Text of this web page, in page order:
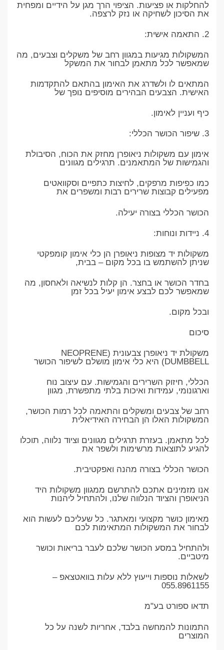
להחלקות או פציעות. הציפוי הרך מגן על הידיים ומפחית
את הסיכון לשחיקה או נזק לרצפה.
2. התאמה אישית:
המשקולות מגיעות במגוון רחב של משקלים וצבעים, מה
שמאפשר לכל מתאמן לבחור את המשקל
המתאים לו ולשדרג את האימון בהתאם להתקדמות
האישית. הצבעים הבהירים מוסיפים נופך של
כיף ועניין לאימון.
3. שיפור הכושר הכללי:
אימון עם משקולות ניאופרן מחזק את הכוח, הסיבולת
והגמישות של המתאמנים. תרגילים מגוונים
כמו כפיפות מרפקים, לחיצות כתפיים וסקוואטים
מפעילים קבוצות שרירים רבות ומשפרים את
הכושר הכללי בצורה יעילה.
4. ניידות ונוחות:
משקולות יד מצופות ניאופרן הן כלי אימון קומפקטי
שניתן להשתמש בו בכל מקום – בבית,
בחדר הכושר או בחצר. הן קלות לנשיאה ולאחסון, מה
שמאפשר לכם לבצע אימון יעיל בכל זמן
ובכל מקום.
סיכום
משקולת יד ניאופרן צבעונית (NEOPRENE
DUMBBELL) היא כלי אימון מושלם לשיפור הכושר
הכללי, חיזוק השרירים והגמישות. עם עיצוב נוח
וארגונומי, עמידות ואיכות בלתי מתפשרת, מגוון
רחב של צבעים ומשקלים והתאמה לכל רמות הכושר,
המשקולות האלו הן הבחירה האידיאלית
לכל מתאמן. בעזרת תרגילים מגוונים וציוד נלווה, תוכלו
להגיע לתוצאות מרשימות ולשפר את
הכושר הכללי בצורה מהנה ואפקטיבית.
אנו מזמינים אתכם להתרשם ממגוון משקולות היד
הניאופרן והציוד הנלווה שלנו, ולהתחיל ליהנות
מאימון כושר מקצועי ומאתגר. כל שעליכם לעשות הוא
לבחור את המשקולות המתאימות לכם
ולהתחיל במסע הכושר שלכם לעבר בריאות וכושר
מיטביים.
לשאלות נוספות וייעוץ ללא עלות בוואטצאפ –
055.8961155
תדאו ספורט בע"מ
התמונות להמחשה בלבד, אחריות לשנה על כל
המוצרים